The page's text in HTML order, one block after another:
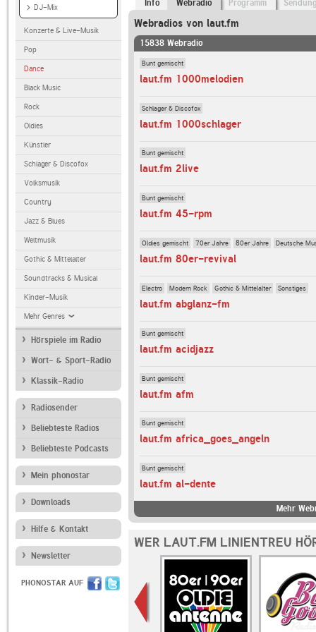
DJ-Mix
Konzerte & Live-Musik
Pop
Dance
Black Music
Rock
Oldies
Künstler
Schlager & Discofox
Volksmusik
Country
Jazz & Blues
Weltmusik
Gothic & Mittelalter
Soundtracks & Musical
Kinder-Musik
Mehr Genres
Hörspiele im Radio
Wort- & Sport-Radio
Klassik-Radio
Radiosender
Beliebteste Radios
Beliebteste Podcasts
Mein phonostar
Downloads
Hilfe & Kontakt
Newsletter
PHONOSTAR AUF
Info Webradio Programm
Webradios von laut.fm
15838 Webradio
Bunt gemischt
laut.fm 1000melodien
Schlager & Discofox
laut.fm 1000schlager
Bunt gemischt
laut.fm 2live
Bunt gemischt
laut.fm 45-rpm
Oldies gemischt 70er Jahre 80er Jahre Deutsche
laut.fm 80er-revival
Electro Modern Rock Gothic & Mittelalter Sonstiges
laut.fm abglanz-fm
Bunt gemischt
laut.fm acidjazz
Bunt gemischt
laut.fm afm
Bunt gemischt
laut.fm africa_goes_angeln
Bunt gemischt
laut.fm al-dente
Mehr
WER LAUT.FM LINIENTREU